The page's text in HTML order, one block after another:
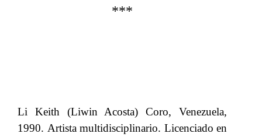
***
Li Keith (Liwin Acosta) Coro, Venezuela,
1990. ​​ Artista multidisciplinario. Licenciado en